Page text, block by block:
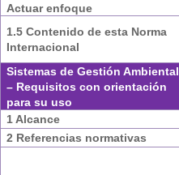
Actuar enfoque
1.5 Contenido de esta Norma
Internacional
Sistemas de Gestión Ambiental
– Requisitos con orientación
para su uso
1 Alcance
2 Referencias normativas